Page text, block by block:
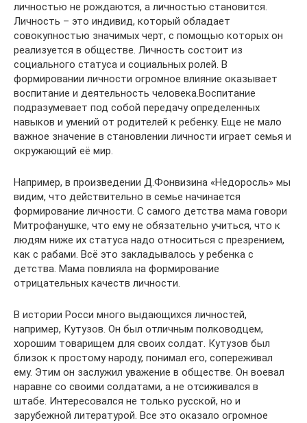
личностью не рождаются, а личностью становится.
Личность – это индивид, который обладает
совокупностью значимых черт, с помощью которых он
реализуется в обществе. Личность состоит из
социального статуса и социальных ролей. В
формировании личности огромное влияние оказывает
воспитание и деятельность человека.Воспитание
подразумевает под собой передачу определенных
навыков и умений от родителей к ребенку. Еще не мало
важное значение в становлении личности играет семья и
окружающий её мир.
Например, в произведении Д.Фонвизина «Недоросль» мы
видим, что действительно в семье начинается
формирование личности. С самого детства мама говори
Митрофанушке, что ему не обязательно учиться, что к
людям ниже их статуса надо относиться с презрением,
как с рабами. Всё это закладывалось у ребенка с
детства. Мама повлияла на формирование
отрицательных качеств личности.
В истории Росси много выдающихся личностей,
например, Кутузов. Он был отличным полководцем,
хорошим товарищем для своих солдат. Кутузов был
близок к простому народу, понимал его, сопереживал
ему. Этим он заслужил уважение в обществе. Он воевал
наравне со своими солдатами, а не отсиживался в
штабе. Интересовался не только русской, но и
зарубежной литературой. Все это оказало огромное